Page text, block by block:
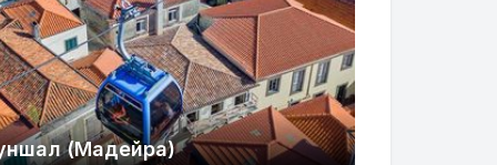
(Мадейра)